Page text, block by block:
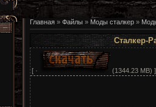
Главная» Файлы» Моды сталкер»
Сталкер-
[ · (1344.23 MB) ]